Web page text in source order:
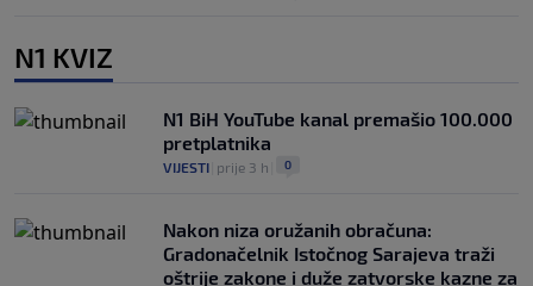
N1 KVIZ
N1 BiH YouTube kanal premašio 100.000
pretplatnika
VIJESTI prije 3 h 0
Nakon niza oružanih obračuna:
Gradonačelnik Istočnog Sarajeva traži
oštrije zakone i duže zatvorske kazne za